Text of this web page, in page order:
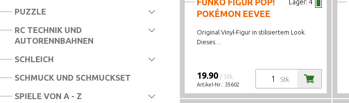
PUZZLE
RC TECHNIK UND
AUTORENNBAHNEN
SCHLEICH
SCHMUCK UND SCHMUCKSET
SPIELE VON A - Z
Lager: 4
FUNKO FIGUR POP!
POKÉMON EEVEE
Original Vinyl-Figur in stilisiertem Look.
Dieses ...
Stk.
19.90 / Stk.
Artikel-Nr.: 35602